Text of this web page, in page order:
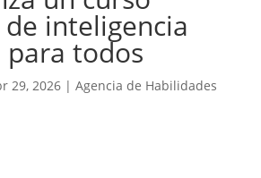
inteligencia
todos
29, 2026| Agencia de Habilidades